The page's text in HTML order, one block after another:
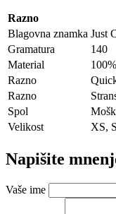
Razno
Blagovna znamka Just
Gramatura
140
Material
Razno
Razno
Spol
Velikost
XS,
Napišite
Vaše ime